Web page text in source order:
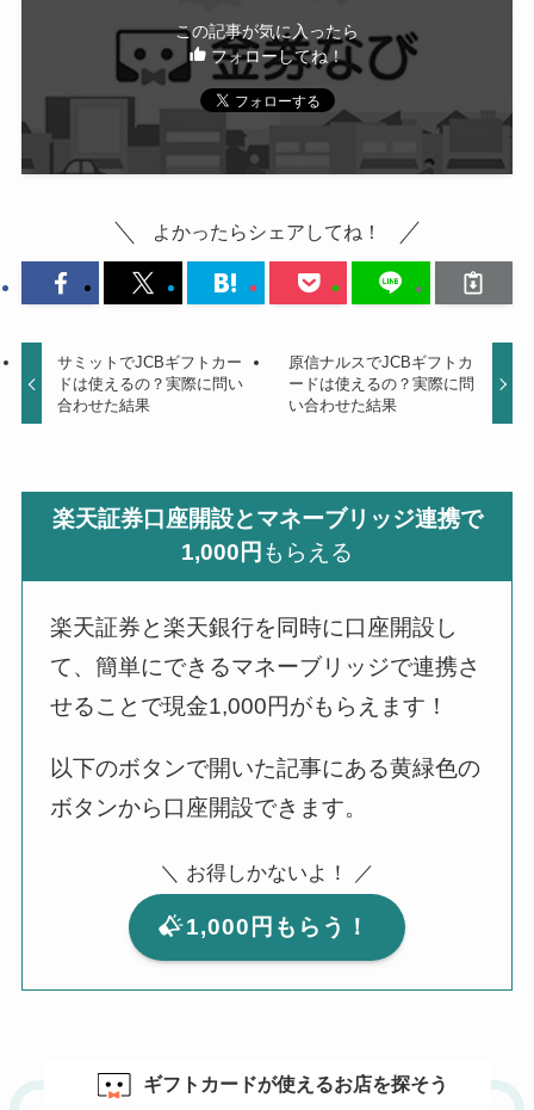
この記事が気に入ったら
フォローしてね！
よかったらシェアしてね！
サミットでJCBギフトカー
ドは使えるの？実際に問い
合わせた結果
原信ナルスでJCBギフトカ
ードは使えるの？実際に問
い合わせた結果
楽天証券口座開設とマネーブリッジ連携で
1,000円 もらえる
楽天証券と楽天銀行を同時に口座開設し
て、簡単にできるマネーブリッジで連携さ
せることで現金1,000円がもらえます！
以下のボタンで開いた記事にある黄緑色の
ボタンから口座開設できます。
＼ お得しかないよ！ ／
1,000円もらう！
ギフトカードが使えるお店を探そう